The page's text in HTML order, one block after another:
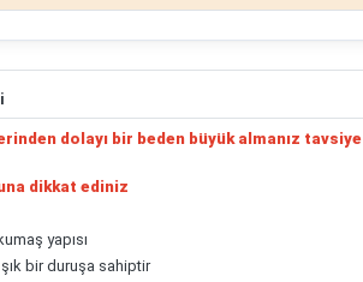
dolayı bir beden büyük almanız tavsiye
dikkat ediniz
yapısı
bir duruşa sahiptir